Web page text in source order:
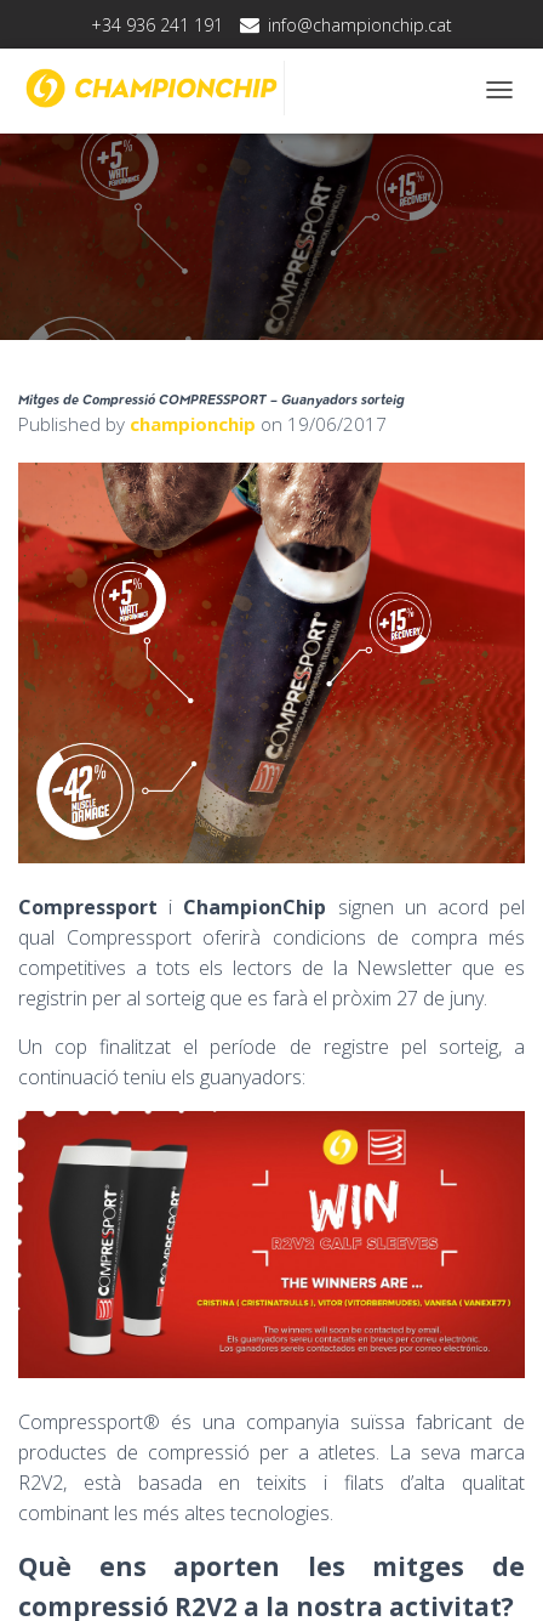
+34 936 241 191 info@championchip.cat
O
G
E
V
I
G
Mitges de Compressió COMPRESSPORT – Guanyadors sorteig
Published by championchip on 19/06/2017
Compressport i ChampionChip signen un acord pel
qual Compressport oferirà condicions de compra més
competitives a tots els lectors de la Newsletter que es
registrin per al sorteig que es farà el pròxim 27 de juny.
Un cop finalitzat el període de registre pel sorteig, a
continuació teniu els guanyadors:
Compressport® és una companyia suïssa fabricant de
productes de compressió per a atletes. La seva marca
R2V2, està basada en teixits i filats d’alta qualitat
combinant les més altes tecnologies.
Què ens aporten les mitges de
compressió R2V2 a la nostra activitat?